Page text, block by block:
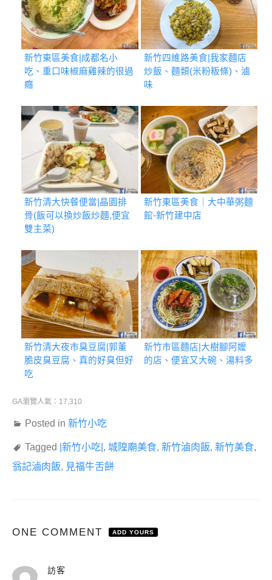
新竹東區美食|成都名小
吃、重口味椒麻雞辣的很過
癮
新竹四維路美食|我家麵店
炒飯、麵類(米粉粄條)、滷
味
新竹清大快餐便當|晶園排
骨(飯可以換炒飯炒麵,便宜
雙主菜)
新竹東區美食｜大中華粥麵
館-新竹建中店
新竹清大夜市臭豆腐|郭董
脆皮臭豆腐、真的好臭但好
吃
新竹市區麵店|大樹腳阿嬤
的店、便宜又大碗、湯料多
GA瀏覽人氣：17,310
Posted in 新竹小吃
Tagged |新竹小吃| , 城隍廟美食, 新竹滷肉飯, 新竹美食,
翁記滷肉飯, 見福牛舌餅
ONE COMMENT ADD YOURS
訪客